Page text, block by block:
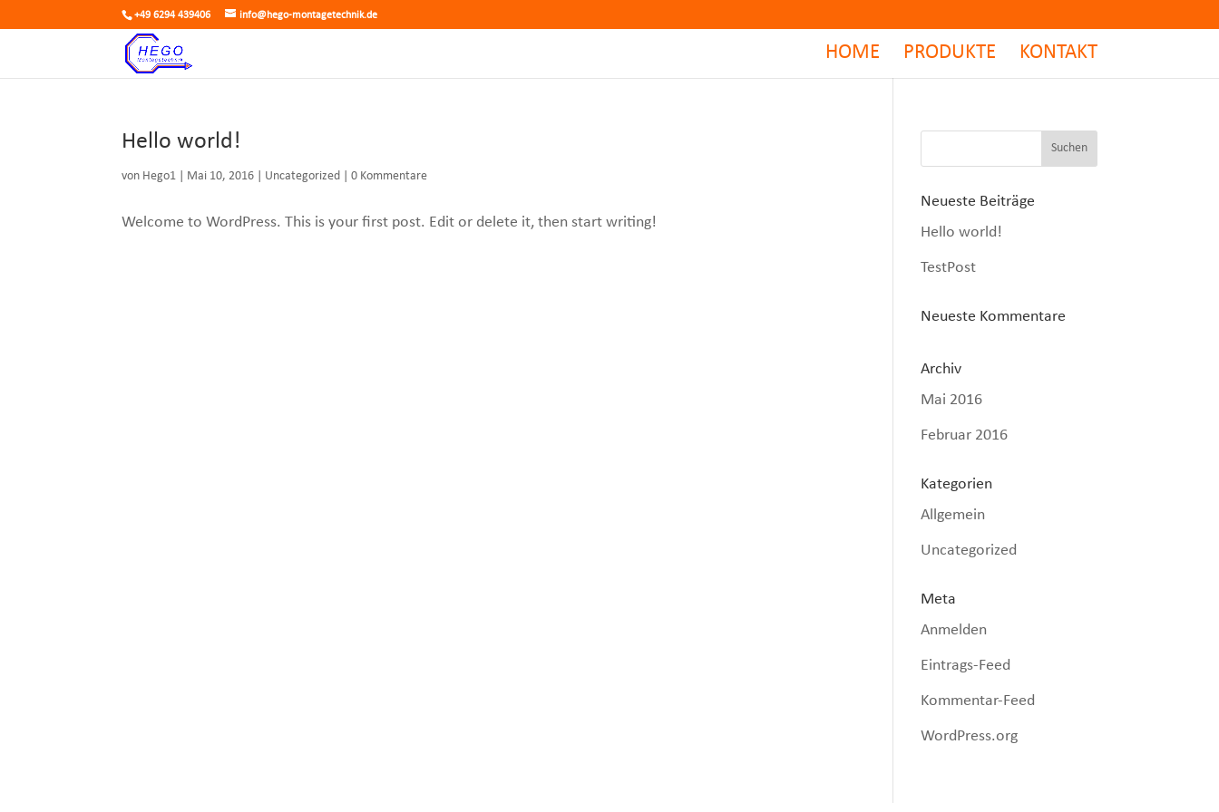
+49 6294 439406 info@hego-montagetechnik.de
HOME PRODUKTE KONTAKT
Hello world!
von Hego1 Mai 10, 2016 Uncategorized |0 Kommentare
Welcome to WordPress. This is your first post. Edit or delete it, then start writing!
Neueste Beiträge
Hello world!
TestPost
Neueste Kommentare
Archiv
Mai 2016
Februar 2016
Kategorien
Allgemein
Uncategorized
Meta
Anmelden
Eintrags-Feed
Kommentar-Feed
WordPress.org